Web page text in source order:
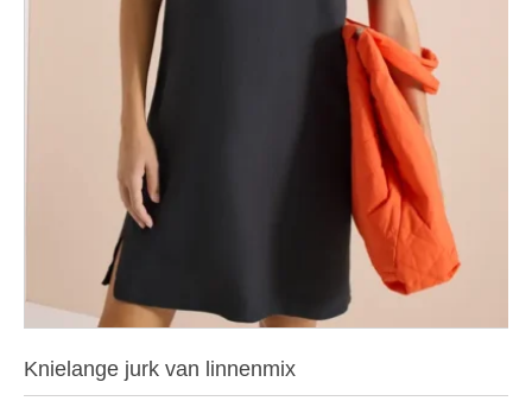
Knielange jurk van linnenmix